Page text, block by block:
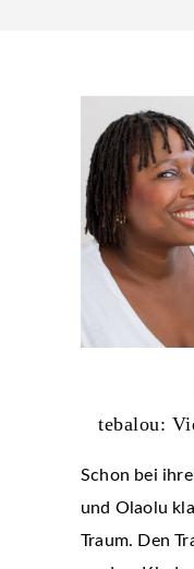
tebalou:
Schon bei
und Olaolu
Traum. Den